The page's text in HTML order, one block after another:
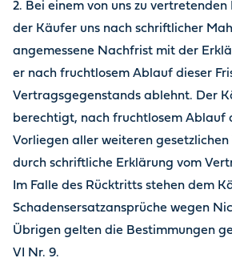
2. Bei einem von uns zu
der Käufer uns nach schriftlicher
angemessene Nachfrist mit der
er nach fruchtlosem Ablauf dieser
Vertragsgegenstands ablehnt. Der
berechtigt, nach fruchtlosem Ablauf
Vorliegen aller weiteren gesetzlichen
durch schriftliche Erklärung vom
Im Falle des Rücktritts stehen dem
Schadensersatzansprüche wegen
Übrigen gelten die Bestimmungen
VI Nr. 9.